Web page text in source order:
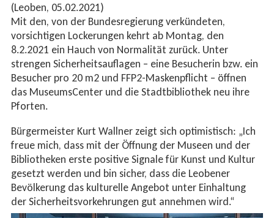
(Leoben, 05.02.2021)
Mit den, von der Bundesregierung verkündeten,
vorsichtigen Lockerungen kehrt ab Montag, den
8.2.2021 ein Hauch von Normalität zurück. Unter
strengen Sicherheitsauflagen – eine Besucherin bzw. ein
Besucher pro 20 m2 und FFP2-Maskenpflicht – öffnen
das MuseumsCenter und die Stadtbibliothek neu ihre
Pforten.
Bürgermeister Kurt Wallner zeigt sich optimistisch: „Ich
freue mich, dass mit der Öffnung der Museen und der
Bibliotheken erste positive Signale für Kunst und Kultur
gesetzt werden und bin sicher, dass die Leobener
Bevölkerung das kulturelle Angebot unter Einhaltung
der Sicherheitsvorkehrungen gut annehmen wird.“